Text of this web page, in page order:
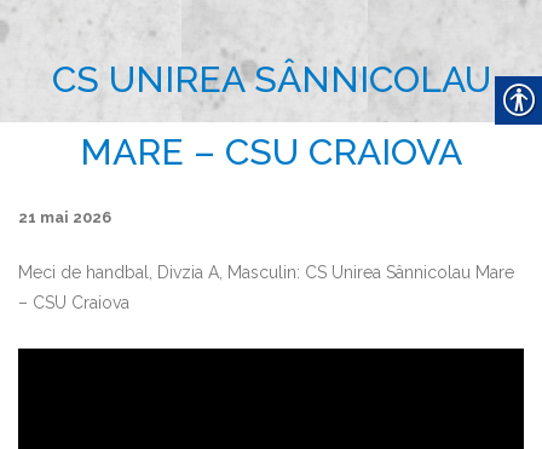
:
CS UNIREA SÂNNICOLAU
MARE – CSU CRAIOVA
21 mai 2026
Meci de handbal, Divzia A, Masculin: CS Unirea Sânnicolau Mare
– CSU Craiova